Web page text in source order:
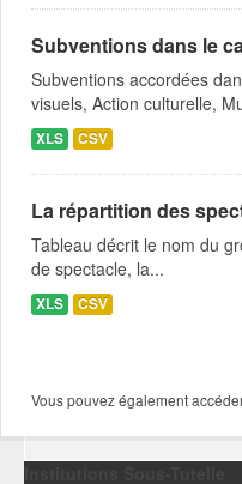
Subventions dans le
Subventions accordées
visuels, Action culturelle,
XLS CSV
La répartition des
Tableau décrit le nom du
de spectacle, la...
XLS CSV
Vous pouvez également